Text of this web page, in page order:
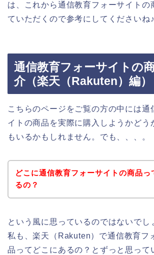
は、これから通信教育フォーサイトの
ていただくので参考にしてくださいね♪
通信教育フォーサイトの
介（楽天（Rakuten）編）
こちらのページをご覧の方の中には通
イトの商品を実際に購入しようかどう
もいるかもしれません。でも、、、。
どこに通信教育フォーサイトの商品っ
るの？
という風に思っているのではないでし
私も、楽天（Rakuten）で通信教育フ
品ってどこにあるの？とずっと思って